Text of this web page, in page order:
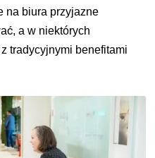
na biura przyjazne
a w niektórych
tradycyjnymi benefitami